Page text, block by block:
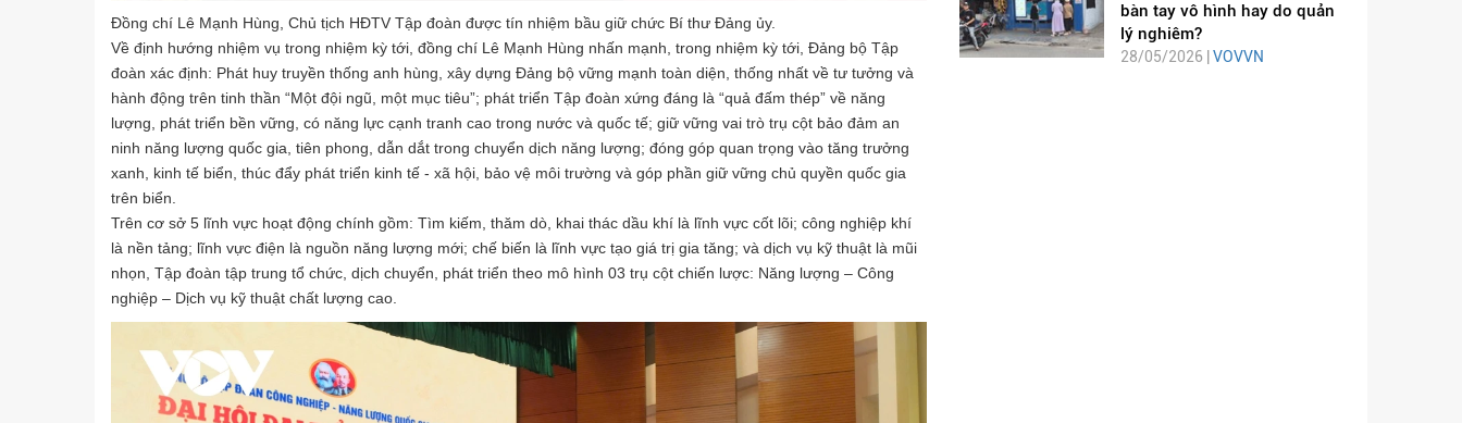
Đồng chí Lê Mạnh Hùng, Chủ tịch HĐTV Tập đoàn được tín nhiệm bầu giữ chức Bí thư Đảng ủy.
Về định hướng nhiệm vụ trong nhiệm kỳ tới, đồng chí Lê Mạnh Hùng nhấn mạnh, trong nhiệm kỳ tới, Đảng bộ Tập
đoàn xác định: Phát huy truyền thống anh hùng, xây dựng Đảng bộ vững mạnh toàn diện, thống nhất về tư tưởng và
hành động trên tinh thần “Một đội ngũ, một mục tiêu”; phát triển Tập đoàn xứng đáng là “quả đấm thép” về năng
lượng, phát triển bền vững, có năng lực cạnh tranh cao trong nước và quốc tế; giữ vững vai trò trụ cột bảo đảm an
ninh năng lượng quốc gia, tiên phong, dẫn dắt trong chuyển dịch năng lượng; đóng góp quan trọng vào tăng trưởng
xanh, kinh tế biển, thúc đẩy phát triển kinh tế - xã hội, bảo vệ môi trường và góp phần giữ vững chủ quyền quốc gia
trên biển.
Trên cơ sở 5 lĩnh vực hoạt động chính gồm: Tìm kiếm, thăm dò, khai thác dầu khí là lĩnh vực cốt lõi; công nghiệp khí
là nền tảng; lĩnh vực điện là nguồn năng lượng mới; chế biến là lĩnh vực tạo giá trị gia tăng; và dịch vụ kỹ thuật là mũi
nhọn, Tập đoàn tập trung tổ chức, dịch chuyển, phát triển theo mô hình 03 trụ cột chiến lược: Năng lượng – Công
nghiệp – Dịch vụ kỹ thuật chất lượng cao.
bàn tay vô hình hay do quản
lý nghiêm?
28/05/2026 | VOVVN